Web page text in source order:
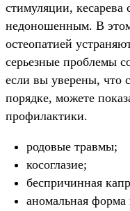
стимуляции, кесарева
недоношенным. В этом
остеопатией
серьезные проблемы
если вы уверены, что
порядке, можете
профилактики.
родовые травмы;
косоглазие;
беспричинная
аномальная форма